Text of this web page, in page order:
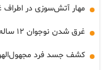
مهار آتش‌سوزی در اطراف
غرق شدن نوجوان ۱۲ ساله در میبد
کشف جسد فرد